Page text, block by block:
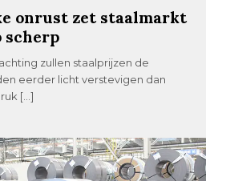
onrust zet staalmarkt
scherp
zullen staalprijzen de
eerder licht verstevigen dan
[…]